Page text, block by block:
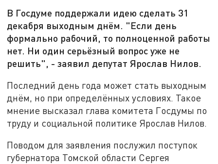
В Госдуме поддержали идею сделать 31
декабря выходным днём. "Если день
формально рабочий, то полноценной работы
нет. Ни один серьёзный вопрос уже не
решить", - заявил депутат Ярослав Нилов.
Последний день года может стать выходным
днём, но при определённых условиях. Такое
мнение высказал глава комитета Госдумы по
труду и социальной политике Ярослав Нилов.
Поводом для заявления послужил поступок
губернатора Томской области Сергея